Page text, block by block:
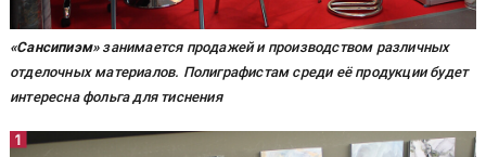
«Сансипиэм» занимается продажей и производством различных
отделочных материалов. Полиграфистам среди её продукции будет
интересна фольга для тиснения